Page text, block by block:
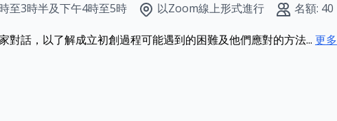
至3時半及下午4時至5時 以Zoom線上形式進行 名額: 40
對話，以了解成立初創過程可能遇到的困難及他們應對的方法... 更多